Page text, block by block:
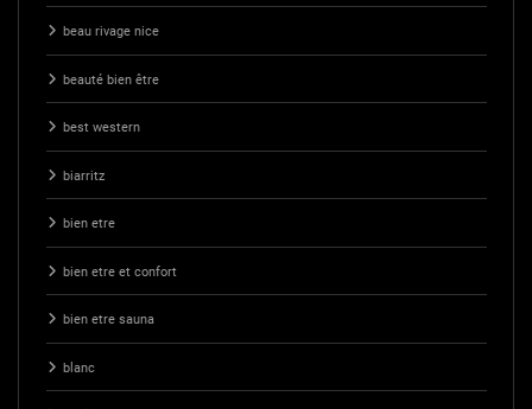
beau rivage nice
beauté bien être
best western
biarritz
bien etre
bien etre et confort
bien etre sauna
blanc